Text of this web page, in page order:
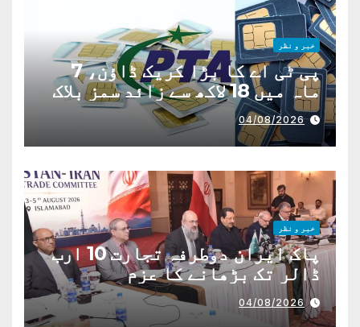
خبر و نظر
پی ٹی اے کا بڑا کریک ڈاؤن، 7
ماہ میں 18 لاکھ سے زائد سمز بلاک
04/08/2026
خبر و نظر
پاک ایران دوطرفہ تجارت 10 ارب
ڈالر تک بڑھانے کا عزم
04/08/2026